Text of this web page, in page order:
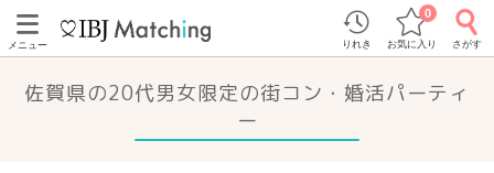
メニュー りれき お気に入り
0
さがす
佐賀県の20代男女限定の街コン・婚活パーティ
ー